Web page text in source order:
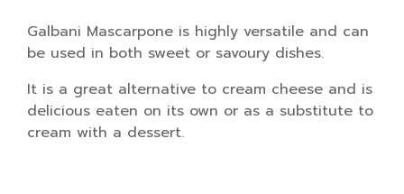
Galbani Mascarpone is highly versatile and can
be used in both sweet or savoury dishes.
It is a great alternative to cream cheese and is
delicious eaten on its own or as a substitute to
cream with a dessert.